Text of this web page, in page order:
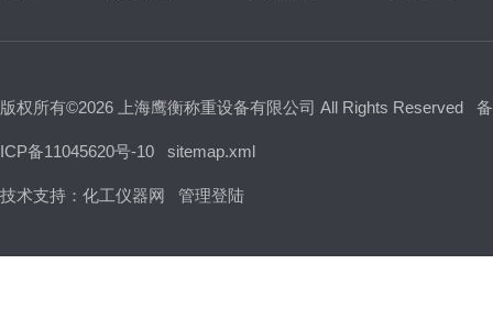
版权所有©2026 上海鹰衡称重设备有限公司 All Rights Reserved
ICP备11045620号-10 sitemap.xml
技术支持： 化工仪器网 管理登陆